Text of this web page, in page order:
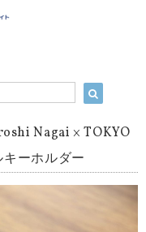
Nagai × TOKYO
ーホルダー